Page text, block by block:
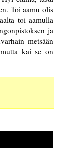
Toi aamu olis
toi aamulla
ja
metsään
kai se on